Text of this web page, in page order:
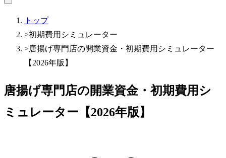
トップ
>初期費用シミュレーター
>唐揚げ専門店の開業資金・初期費用シミュレーター
【2026年版】
唐揚げ専門店の開業資金・初期費用シ
ミュレーター【2026年版】